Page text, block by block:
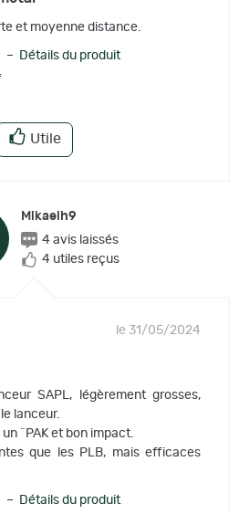
et moyenne distance.
Détails du produit
Utile
Mikaelh9
4 avis laissés
4 utiles reçus
le 31/05/2024
SAPL, légèrement grosses,
lanceur.
¨PAK et bon impact.
que les PLB, mais efficaces
Détails du produit